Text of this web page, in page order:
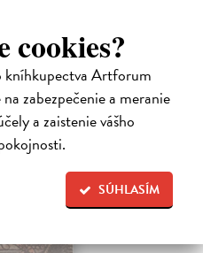
cookies?
kníhkupectva Artforum
zabezpečenie a meranie
a zaistenie vášho
SÚHLASÍM